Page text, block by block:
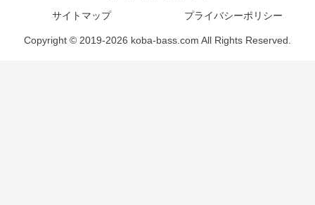
サイトマップ プライバシーポリシー
Copyright © 2019-2026 koba-bass.com All Rights Reserved.